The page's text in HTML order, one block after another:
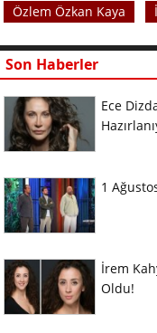
Özlem Özkan Kaya
Son Haberler
Ece
1
İrem
Oldu!